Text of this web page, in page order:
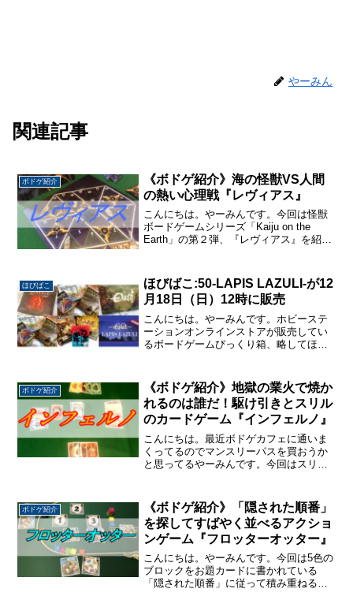
やーみん
関連記事
ボドゲ紹介
《ボドゲ紹介》海の怪獣VS人間
の熱い心理戦『レヴィアス』
こんにちは。やーみんです。今回は怪獣
ボードゲームシリーズ「Kaiju on the
Earth」の第２弾、『レヴィアス』を紹介
ような心理戦が楽しめます。 プレイ人数
...
ほびばこ
ほびばこ:50-LAPIS LAZULI-が12
月18日（日）12時に販売
こんにちは。やーみんです。ホビーステ
ーションオンラインストアが販売してい
るボードゲームびっくり箱、略してほび
込10,000円のほびばこですが、今回はち
ょっと特...
ボドゲ紹介
《ボドゲ紹介》地獄の業火で焼か
れるのは誰だ！駆け引きとスリル
のカードゲーム『インフェルノ』
こんにちは。最近ボドゲカフェに通いま
くってるのでマンスリーパスを買おうか
と思ってるやーみんです。今回はスリル
『UNO』をシンプルにして駆け引きの要
素とドキドキ感を強くしたような...
ボドゲ紹介
《ボドゲ紹介》「隠された順番」
を探してすばやく並べるアクショ
ンゲーム『フロッターオッター』
こんにちは。やーみんです。今回は5色の
ブロックをお題カードに書かれている
「隠された順番」に従って積み重ねるア